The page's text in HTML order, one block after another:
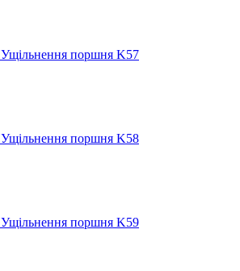
Ущільнення поршня K57
Ущільнення поршня K58
Ущільнення поршня K59